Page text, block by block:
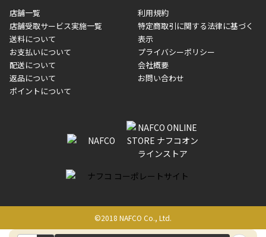
■商品によっては一部決済方法が使用できない場合がございま
す。
メーカー直送品など一部商品については、その他商品との購入に
制限がかかる場合がございます。また発送日についても、通常と
異なる場合がございます。対象商品の説明ページをご確認くださ
い。
■店舗受取をご選択いただいた場合
ご注文が確認出来次第、お受取される店舗在庫を使用してご準備
をさせていただきます。店舗に在庫がない場合は店舗よりお取り
いただく場合がございます。店舗準備でのお渡しとなる為、商品
のみの受け渡しとなります。（箱や納品書は付属しておりませ
ん）店舗で準備が出来次第、メールにてご連絡させていただきま
店舗一覧
店舗受取サービス実施一覧
送料について
お支払いについて
配送について
返品について
ポイントについて
利用規約
特定商取引に関する法律に基づく
表示
プライバシーポリシー
会社概要
お問い合わせ
©2018 NAFCO Co., Ltd.